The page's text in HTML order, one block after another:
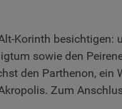
Korinth besichtigen:
sowie den
den Parthenon, ein
Zum